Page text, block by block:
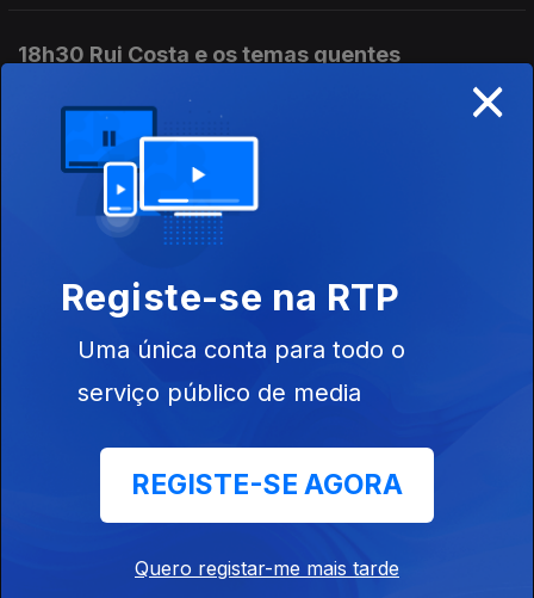
18h30 Rui Costa e os temas quentes
12h30 Sporting vira-se para Irankunda
21 jul. 2026
18h30 Portugueses sonham no Estoril Open
20 jul. 2026
12h30 Guerra aberta na APAF
18h30 Jhon Durán negociado pelo Benfica
×
Registe-se na RTP
Uma única conta para todo o
serviço público de media
REGISTE-SE AGORA
Quero registar-me mais tarde